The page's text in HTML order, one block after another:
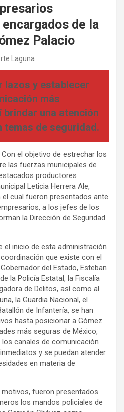
de la
Palacio
Laguna
lazos y establecer
más
una atención
temas de seguridad.
el objetivo de estrechar los
las fuerzas municipales de
productores
Leticia Herrera Ale,
cual fueron presentados ante
a los jefes de los
la Dirección de Seguridad
el inicio de esta administración
que existe con el
del Estado, Esteban
la Policía Estatal, la Fiscalía
de Delitos, así como al
la Guardia Nacional, el
de Infantería, se han
hasta posicionar a Gómez
más seguras de México,
canales de comunicación
y se puedan atender
en materia de
fueron presentados
los mandos policiales de